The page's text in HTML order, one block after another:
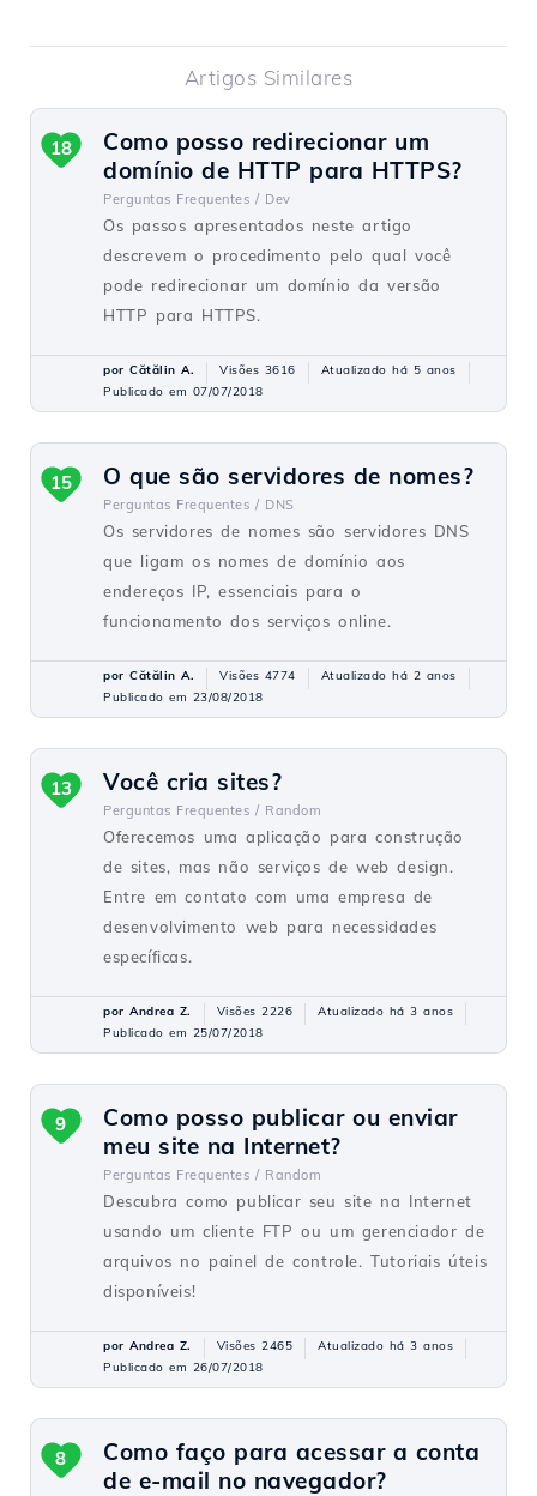
Artigos Similares
Como posso redirecionar um
domínio de HTTP para HTTPS?
Perguntas Frequentes / Dev
Os passos apresentados neste artigo
descrevem o procedimento pelo qual você
pode redirecionar um domínio da versão
HTTP para HTTPS.
18
por Cătălin A. Visões 3616
Atualizado há 5 anos
Publicado em 07/07/2018
O que são servidores de nomes?
Perguntas Frequentes / DNS
Os servidores de nomes são servidores DNS
que ligam os nomes de domínio aos
endereços IP, essenciais para o
funcionamento dos serviços online.
15
por Cătălin A. Visões 4774
Atualizado há 2 anos
Publicado em 23/08/2018
Você cria sites?
Perguntas Frequentes / Random
Oferecemos uma aplicação para construção
de sites, mas não serviços de web design.
Entre em contato com uma empresa de
desenvolvimento web para necessidades
específicas.
13
por Andrea Z. Visões 2226
Atualizado há 3 anos
Publicado em 25/07/2018
Como posso publicar ou enviar
meu site na Internet?
Perguntas Frequentes / Random
Descubra como publicar seu site na Internet
usando um cliente FTP ou um gerenciador de
arquivos no painel de controle. Tutoriais úteis
disponíveis!
9
por Andrea Z. Visões 2465
Atualizado há 3 anos
Publicado em 26/07/2018
Como faço para acessar a conta
de e-mail no navegador?
8